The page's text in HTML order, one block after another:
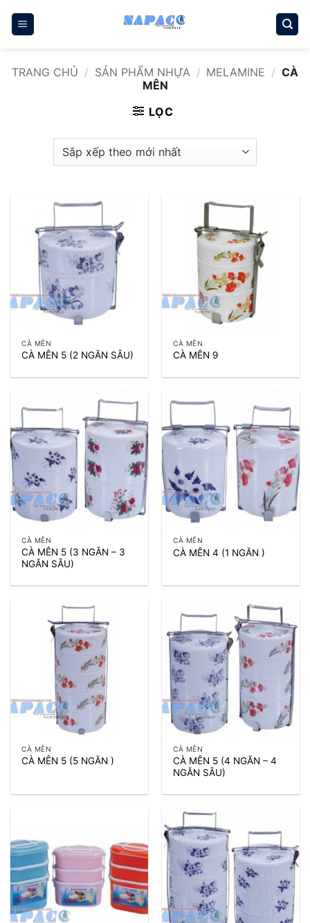
qua
TRANG CHỦ / SẢN PHẨM NHỰA / MELAMINE / CÀ
MÊN
LỌC
CÀ MÊN
CÀ MÊN 5 (2 NGĂN SÂU)
CÀ MÊN
CÀ MÊN 9
CÀ MÊN
CÀ MÊN 5 (3 NGĂN – 3
NGĂN SÂU)
CÀ MÊN
CÀ MÊN 4 (1 NGĂN )
CÀ MÊN
CÀ MÊN 5 (5 NGĂN )
CÀ MÊN
CÀ MÊN 5 (4 NGĂN – 4
NGĂN SÂU)